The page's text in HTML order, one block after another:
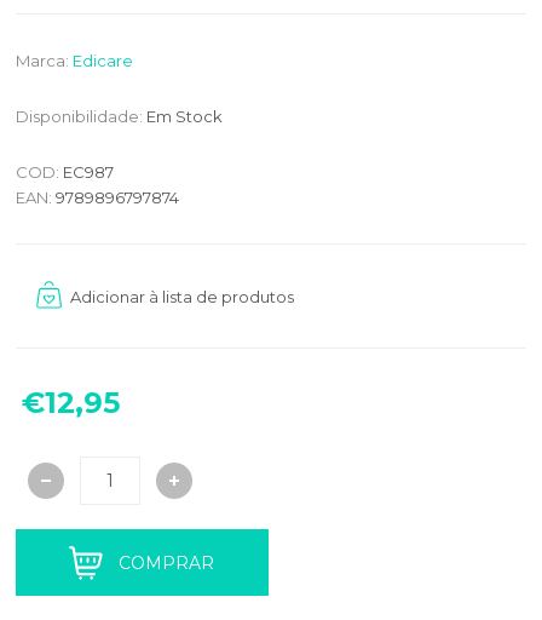
Marca: Edicare
Disponibilidade: Em Stock
COD: EC987
EAN: 9789896797874
€12,95
COMPRAR